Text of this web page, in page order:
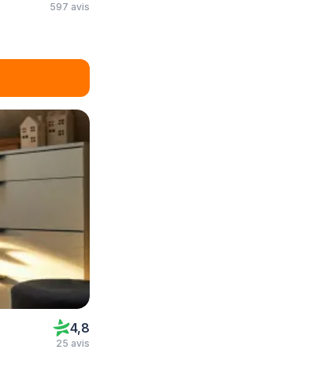
597 avis
4,8
25 avis